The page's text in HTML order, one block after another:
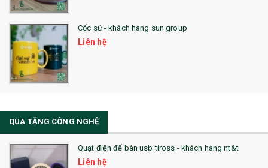
29. MÓC KHOÁ
31. TÚI VẢI KHÔNG DỆT
32. TÚI VẢI BỐ
33. MŨ LƯỠI TRAI
36. QUẠT NHỰA QUẢNG CÁO
QUÀ TẶNG KHUYẾN MẠI
Cốc sứ - khách hàng sun group
Liên hệ
QÙA TẶNG CÔNG NGHỆ
Quạt điện để bàn usb tiross - khách hàng nt&t
Liên hệ